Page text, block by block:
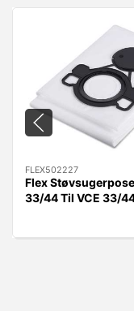
FLEX502227
Flex
33/44 Til VCE 33/